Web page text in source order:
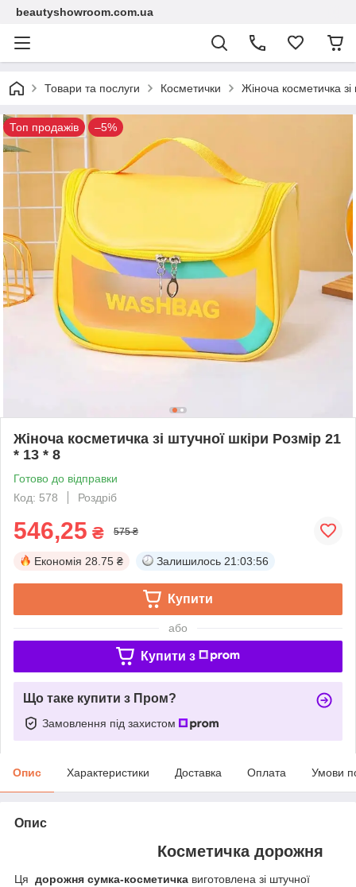
beautyshowroom.com.ua
Товари та послуги Косметички Жіноча косметичка
Топ продажів –5%
Жіноча косметичка зі штучної шкіри Розмір 21
* 13 * 8
Готово до відправки
Код: 578
Роздріб
546,25 ₴ 575 ₴
Економія 28.75 ₴ Залишилось 21:03:56
Купити
або
Купити з
Що таке купити з Пром?
Замовлення під захистом
Опис Характеристики Доставка Оплата Умови
Опис
Косметичка дорожня
Ця дорожня сумка-косметичка виготовлена зі штучної